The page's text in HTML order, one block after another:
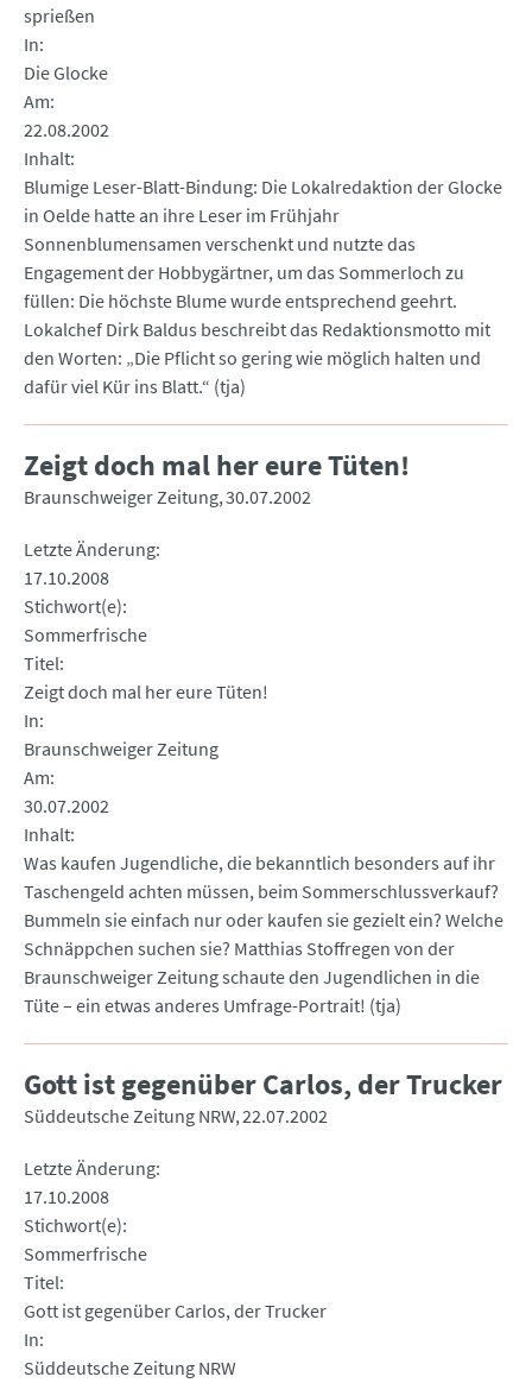
sprießen
In
Die Glocke
Am
22.08.2002
Inhalt
Blumige Leser-Blatt-Bindung: Die Lokalredaktion der Glocke
in Oelde hatte an ihre Leser im Frühjahr
Sonnenblumensamen verschenkt und nutzte das
Engagement der Hobbygärtner, um das Sommerloch zu
füllen: Die höchste Blume wurde entsprechend geehrt.
Lokalchef Dirk Baldus beschreibt das Redaktionsmotto mit
den Worten: „Die Pflicht so gering wie möglich halten und
dafür viel Kür ins Blatt.“ (tja)
Zeigt doch mal her eure Tüten!
Braunschweiger Zeitung 30.07.2002
Letzte Änderung
17.10.2008
Stichwort(e)
Sommerfrische
Titel
Zeigt doch mal her eure Tüten!
In
Braunschweiger Zeitung
Am
30.07.2002
Inhalt
Was kaufen Jugendliche, die bekanntlich besonders auf ihr
Taschengeld achten müssen, beim Sommerschlussverkauf?
Bummeln sie einfach nur oder kaufen sie gezielt ein? Welche
Schnäppchen suchen sie? Matthias Stoffregen von der
Braunschweiger Zeitung schaute den Jugendlichen in die
Tüte – ein etwas anderes Umfrage-Portrait! (tja)
Gott ist gegenüber Carlos, der Trucker
Süddeutsche Zeitung NRW 22.07.2002
Letzte Änderung
17.10.2008
Stichwort(e)
Sommerfrische
Titel
Gott ist gegenüber Carlos, der Trucker
In
Süddeutsche Zeitung NRW